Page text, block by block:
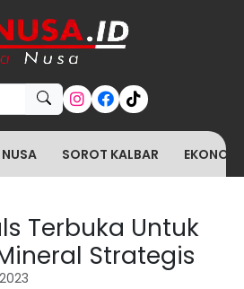
SOROT KALBAR
Terbuka Untuk
Strategis